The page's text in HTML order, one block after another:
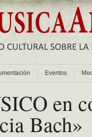
Eventos
en
Bach»